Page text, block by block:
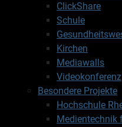
ClickShare
Schule
Kirchen
Mediawalls
Videokonferenz
Besondere Projekte
Hochschule
Medientechnik